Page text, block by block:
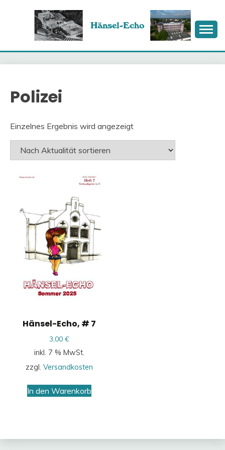
HÄNSEL-ECHO
Polizei
Einzelnes Ergebnis wird angezeigt
Hänsel-Echo, # 7
3,00 €
inkl. 7 % MwSt.
zzgl. Versandkosten
In den Warenkorb